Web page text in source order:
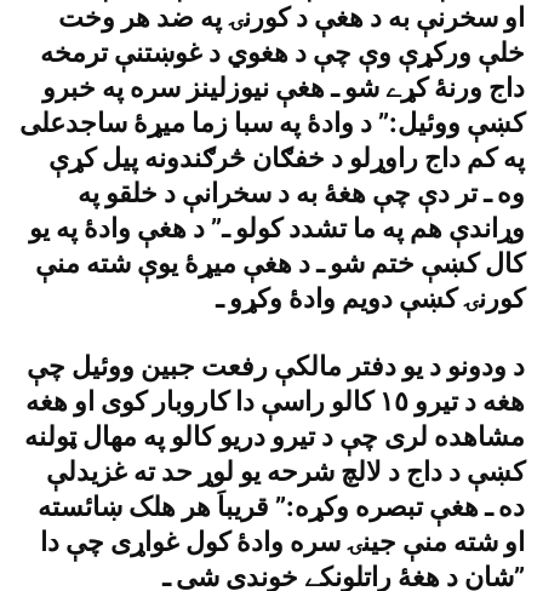
او سخرنې به د هغې د کورنۍ په ضد هر وخت
خلې ورکړې وې چې د هغوي د غوښتنې ترمخه
داج ورنۀ کړے شو ـ هغې نيوزلينز سره په خبرو
کښې ووئيل:” د وادۀ په سبا زما ميړۀ ساجدعلى
په کم داج راوړلو د خفګان څرګندونه پيل کړې
وه ـ تر دې چې هغۀ به د سخرانې د خلقو په
وړاندې هم په ما تشدد کولو ـ” د هغې وادۀ په يو
کال کښې ختم شو ـ د هغې ميړۀ يوې شته منې
کورنۍ کښې دويم وادۀ وکړو ـ
د ودونو د يو دفتر مالکې رفعت جبين ووئيل چې
هغه د تيرو ١٥ کالو راسې دا کاروبار کوى او هغه
مشاهده لرى چې د تيرو دريو کالو په مهال ټولنه
کښې د داج د لالچ شرحه يو لوړ حد ته غزيدلې
ده ـ هغې تبصره وکړه:” قريباَ هر هلک ښائسته
او شته منې جينۍ سره وادۀ کول غواړى چې دا
شان د هغۀ راتلونکے خوندى شى ـ”